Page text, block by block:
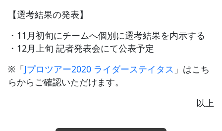
【選考結果の発表】
・11月初旬にチームへ個別に選考結果を内示する
・12月上旬 記者発表会にて公表予定
※「Jプロツアー2020 ライダーステイタス 」はこち
らからご確認いただけます。
以上